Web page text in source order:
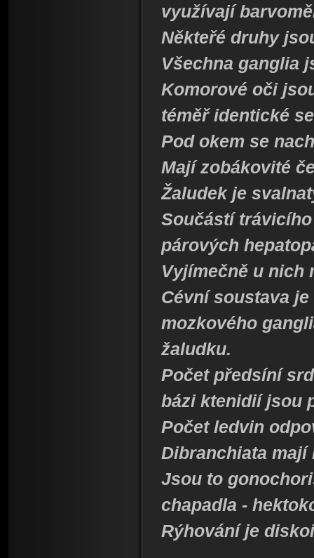
využívají
Někteřé druhy
Všechna ganglia
Komorové oči
téměř identické
Pod okem se
Mají zobákovité
Žaludek je
Součástí
párových
Vyjímečně u nich
Cévní soustava
mozkového
žaludku.
Počet předsíní
bázi ktenidií jsou
Počet ledvin
Dibranchiata
Jsou to
chapadla -
Rýhování je